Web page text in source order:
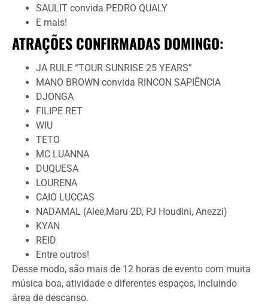
SAULIT convida PEDRO QUALY
E mais!
ATRAÇÕES CONFIRMADAS DOMINGO:
JA RULE “TOUR SUNRISE 25 YEARS”
MANO BROWN convida RINCON SAPIÊNCIA
DJONGA
FILIPE RET
WIU
TETO
MC LUANNA
DUQUESA
LOURENA
CAIO LUCCAS
NADAMAL (Alee,Maru 2D, PJ Houdini, Anezzi)
KYAN
REID
Entre outros!
Desse modo, são mais de 12 horas de evento com muita
música boa, atividade e diferentes espaços, incluindo
área de descanso.